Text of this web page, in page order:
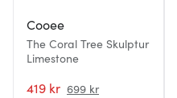
Cooee
The Coral Tree Skulptur
Limestone
419 kr 699 kr